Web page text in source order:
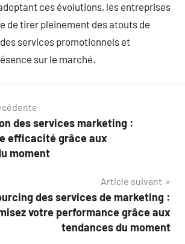
ces évolutions, les entreprises
de tirer pleinement des atouts de
services promotionnels et
sur le marché.
des services marketing :
efficacité grâce aux
moment
Article suivant
des services de marketing :
votre performance grâce aux
tendances du moment